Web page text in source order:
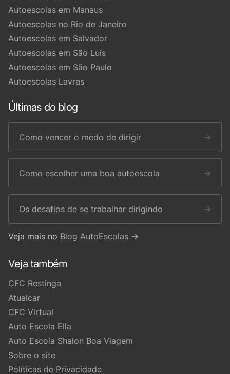
Autoescolas em Manaus
Autoescolas no Rio de Janeiro
Autoescolas em Salvador
Autoescolas em São Luís
Autoescolas em São Paulo
Autoescolas Lavras
Últimas do blog
Como vencer o medo de dirigir →
Como escolher uma boa autoescola →
Os desafios de se trabalhar dirigindo →
Veja mais no Blog AutoEscolas →
Veja também
CFC Restinga
Atualcar
CFC Virtual
Auto Escola Ella
Auto Escola Shalon Boa Viagem
Sobre o site
Políticas de Privacidade